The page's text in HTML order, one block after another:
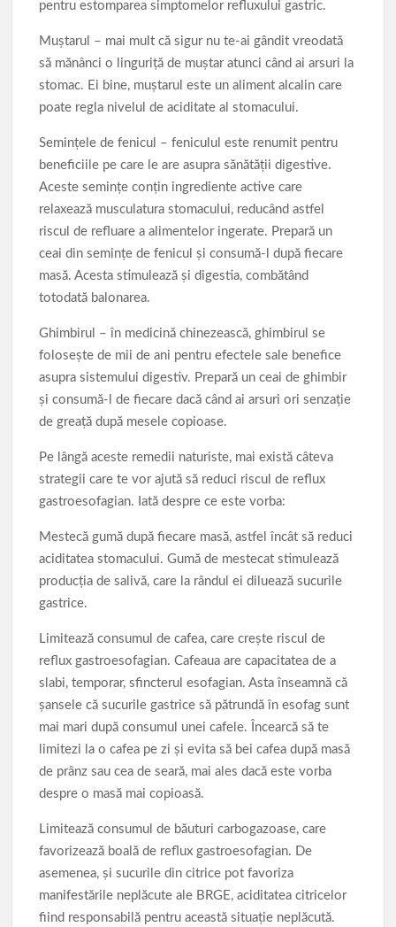
pentru estomparea simptomelor refluxului gastric.
Muștarul – mai mult că sigur nu te-ai gândit vreodată
să mănânci o linguriță de muștar atunci când ai arsuri la
stomac. Ei bine, muștarul este un aliment alcalin care
poate regla nivelul de aciditate al stomacului.
Semințele de fenicul – feniculul este renumit pentru
beneficiile pe care le are asupra sănătății digestive.
Aceste semințe conțin ingrediente active care
relaxează musculatura stomacului, reducând astfel
riscul de refluare a alimentelor ingerate. Prepară un
ceai din semințe de fenicul și consumă-l după fiecare
masă. Acesta stimulează și digestia, combătând
totodată balonarea.
Ghimbirul – în medicină chinezească, ghimbirul se
folosește de mii de ani pentru efectele sale benefice
asupra sistemului digestiv. Prepară un ceai de ghimbir
și consumă-l de fiecare dacă când ai arsuri ori senzație
de greață după mesele copioase.
Pe lângă aceste remedii naturiste, mai există câteva
strategii care te vor ajută să reduci riscul de reflux
gastroesofagian. Iată despre ce este vorba:
Mestecă gumă după fiecare masă, astfel încât să reduci
aciditatea stomacului. Gumă de mestecat stimulează
producția de salivă, care la rândul ei diluează sucurile
gastrice.
Limitează consumul de cafea, care crește riscul de
reflux gastroesofagian. Cafeaua are capacitatea de a
slabi, temporar, sfincterul esofagian. Asta înseamnă că
șansele că sucurile gastrice să pătrundă în esofag sunt
mai mari după consumul unei cafele. Încearcă să te
limitezi la o cafea pe zi și evita să bei cafea după masă
de prânz sau cea de seară, mai ales dacă este vorba
despre o masă mai copioasă.
Limitează consumul de băuturi carbogazoase, care
favorizează boală de reflux gastroesofagian. De
asemenea, și sucurile din citrice pot favoriza
manifestările neplăcute ale BRGE, aciditatea citricelor
fiind responsabilă pentru această situație neplăcută.